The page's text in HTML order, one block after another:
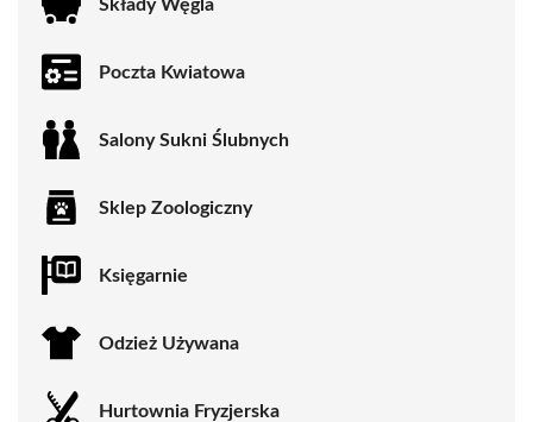
Składy Węgla
Poczta Kwiatowa
Salony Sukni Ślubnych
Sklep Zoologiczny
Księgarnie
Odzież Używana
Hurtownia Fryzjerska